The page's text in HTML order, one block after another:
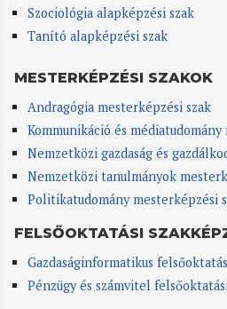
Szociológia alapképzési szak
Tanító alapképzési szak
MESTERKÉPZÉSI SZAKOK
Andragógia mesterképzési szak
Kommunikáció és
Nemzetközi gazdaság és
Nemzetközi tanulmányok
Politikatudomány mesterképzési
FELSŐOKTATÁSI
Gazdaságinformatikus
Pénzügy és számvitel